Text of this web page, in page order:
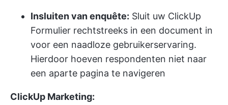
Insluiten van enquête: Sluit uw ClickUp
Formulier rechtstreeks in een document in
voor een naadloze gebruikerservaring.
Hierdoor hoeven respondenten niet naar
een aparte pagina te navigeren
ClickUp Marketing: